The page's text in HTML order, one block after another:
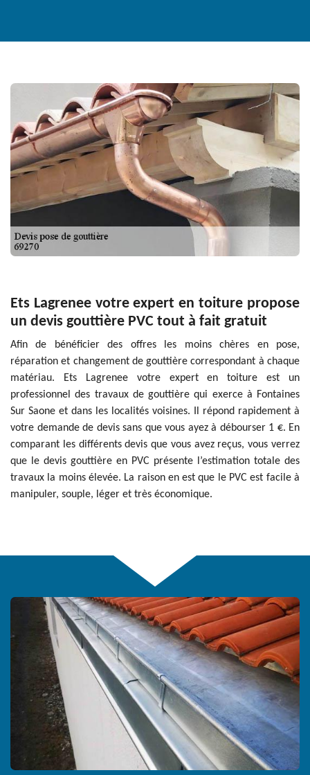
Ets Lagrenee votre expert en toiture propose
un devis gouttière PVC tout à fait gratuit
Afin de bénéficier des offres les moins chères en pose,
réparation et changement de gouttière correspondant à chaque
matériau. Ets Lagrenee votre expert en toiture est un
professionnel des travaux de gouttière qui exerce à Fontaines
Sur Saone et dans les localités voisines. Il répond rapidement à
votre demande de devis sans que vous ayez à débourser 1 €. En
comparant les différents devis que vous avez reçus, vous verrez
que le devis gouttière en PVC présente l’estimation totale des
travaux la moins élevée. La raison en est que le PVC est facile à
manipuler, souple, léger et très économique.